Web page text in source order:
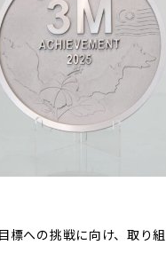
標への挑戦に向け、取り